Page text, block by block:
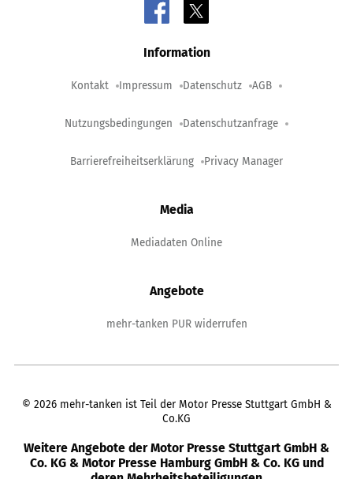
Information
Kontakt Impressum Datenschutz AGB
Nutzungsbedingungen Datenschutzanfrage
Barrierefreiheitserklärung Privacy Manager
Media
Mediadaten Online
Angebote
mehr-tanken PUR widerrufen
© 2026 mehr-tanken ist Teil der Motor Presse Stuttgart GmbH &
Co.KG
Weitere Angebote der Motor Presse Stuttgart GmbH &
Co. KG & Motor Presse Hamburg GmbH & Co. KG und